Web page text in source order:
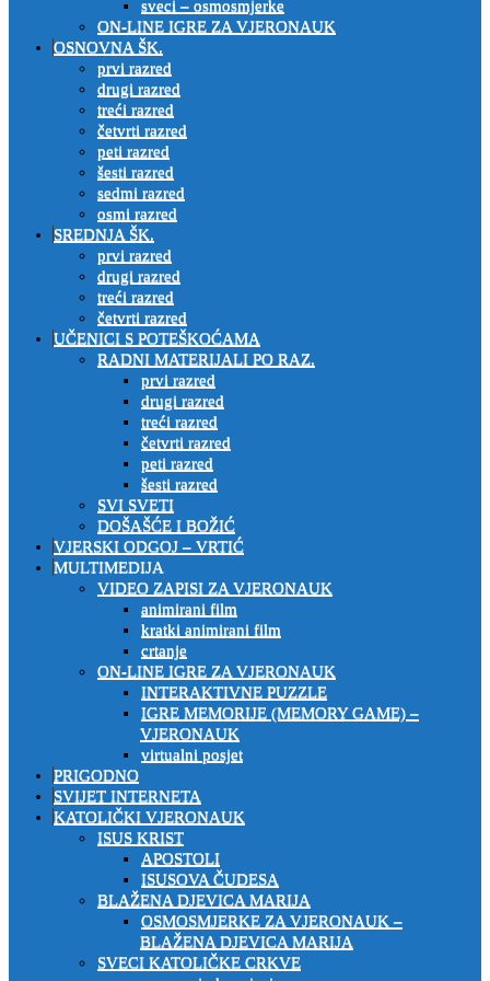
sveci – osmosmjerke
ON-LINE IGRE ZA VJERONAUK
OSNOVNA ŠK.
prvi razred
drugi razred
treći razred
četvrti razred
peti razred
šesti razred
sedmi razred
osmi razred
SREDNJA ŠK.
prvi razred
drugi razred
treći razred
četvrti razred
UČENICI S POTEŠKOĆAMA
RADNI MATERIJALI PO RAZ.
prvi razred
drugi razred
treći razred
četvrti razred
peti razred
šesti razred
SVI SVETI
DOŠAŠĆE I BOŽIĆ
VJERSKI ODGOJ – VRTIĆ
MULTIMEDIJA
VIDEO ZAPISI ZA VJERONAUK
animirani film
kratki animirani film
crtanje
ON-LINE IGRE ZA VJERONAUK
INTERAKTIVNE PUZZLE
IGRE MEMORIJE (MEMORY GAME) –
VJERONAUK
virtualni posjet
PRIGODNO
SVIJET INTERNETA
KATOLIČKI VJERONAUK
ISUS KRIST
APOSTOLI
ISUSOVA ČUDESA
BLAŽENA DJEVICA MARIJA
OSMOSMJERKE ZA VJERONAUK –
BLAŽENA DJEVICA MARIJA
SVECI KATOLIČKE CRKVE